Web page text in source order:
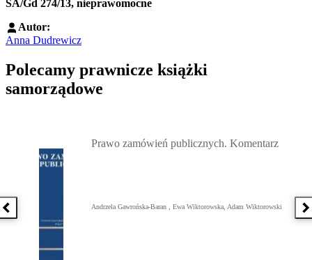
SA/Gd 274/13, nieprawomocne
Autor:
Anna Dudrewicz
Polecamy prawnicze książki
samorządowe
Poprzednia książka
Prawo zamówień publicznych. Komentarz
Andrzela Gawrońska-Baran , Ewa Wiktorowska, Adam Wiktorowski